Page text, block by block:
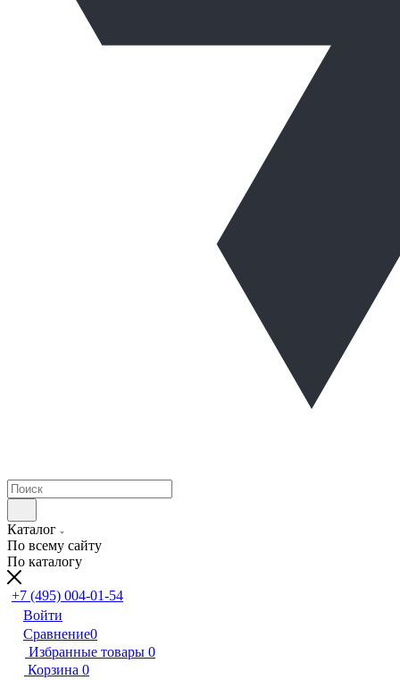
Каталог
По всему сайту
По каталогу
+7 (495) 004-01-54
Войти
Сравнение0
Избранные товары 0
Корзина 0